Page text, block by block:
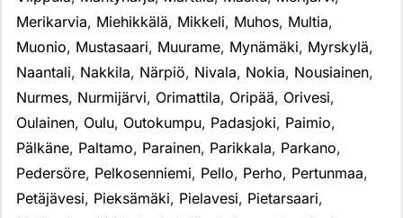
Merikarvia, Miehikkälä, Mikkeli, Muhos, Multia,
Muonio, Mustasaari, Muurame, Mynämäki, Myrskylä,
Naantali, Nakkila, Närpiö, Nivala, Nokia, Nousiainen,
Nurmes, Nurmijärvi, Orimattila, Oripää, Orivesi,
Oulainen, Oulu, Outokumpu, Padasjoki, Paimio,
Pälkäne, Paltamo, Parainen, Parikkala, Parkano,
Pedersöre, Pelkosenniemi, Pello, Perho, Pertunmaa,
Petäjävesi, Pieksämäki, Pielavesi, Pietarsaari,